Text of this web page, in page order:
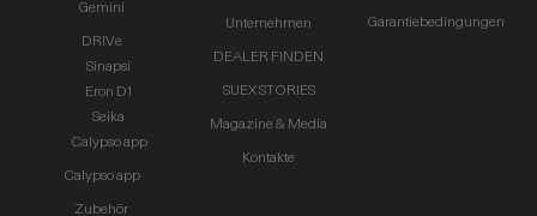
Gemini
DRIVe
Sinapsi
Eron D1
Seika
Calypso app
Calypso app
Zubehör
Unternehmen
DEALER FINDEN
SUEX STORIES
Magazine & Media
Kontakte
Garantiebedingungen